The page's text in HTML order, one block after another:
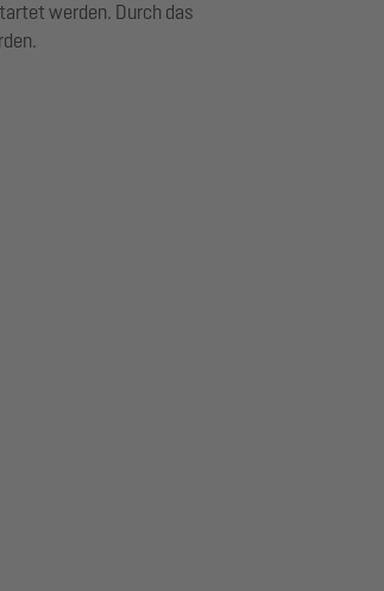
werden. Durch das